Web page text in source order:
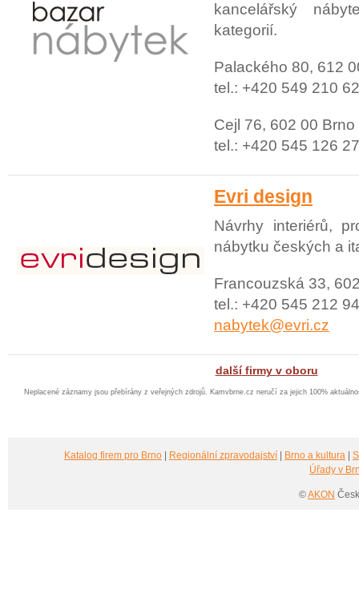
kancelářský
kategorií.
Palackého 80, 612
tel.: +420 549 210
Cejl 76, 602 00 Brno
tel.: +420 545 126
Evri design
Návrhy interiérů,
nábytku českých a
Francouzská 33,
tel.: +420 545 212
nabytek@evri.cz
další firmy v oboru
Neplacené záznamy jsou přebírány z veřejných zdrojů. Kamvbrne.cz neručí za jejich 100%
Katalog firem pro Brno Regionální zpravodajství Brno a kultura
Úřady v
©AKON